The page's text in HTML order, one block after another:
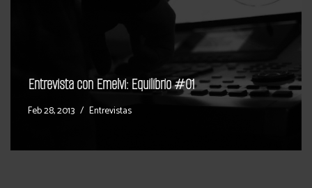
Entrevista con Emelvi: Equilibrio #01
Feb 28, 2013 Entrevistas